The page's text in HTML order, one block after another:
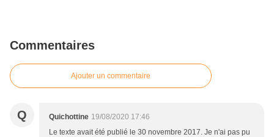
Commentaires
Ajouter un commentaire
Q Quichottine 19/08/2020 17:46
Le texte avait été publié le 30 novembre 2017. Je n'ai pas pu